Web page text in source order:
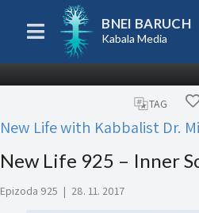
BNEI BARUCH
Kabala Media
TAG
New Life with Kabbalist Dr.
New Life 925 – Inner
Epizoda 925 | 28. 11. 2017